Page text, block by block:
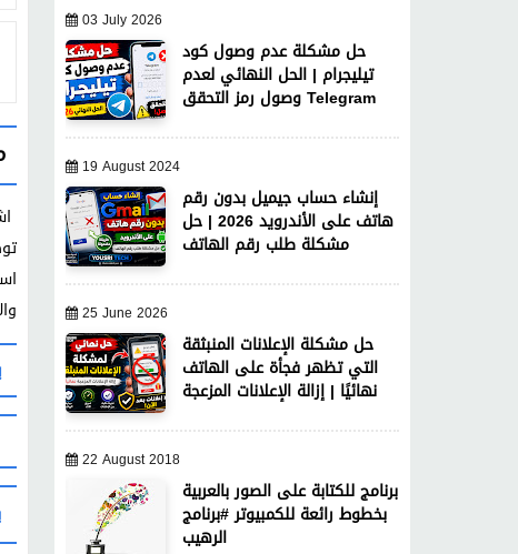
03 July 2026
حل مشكلة عدم وصول كود
تيليجرام | الحل النهائي لعدم
وصول رمز التحقق Telegram
19 August 2024
إنشاء حساب جيميل بدون رقم
هاتف على الأندرويد 2026 | حل
مشكلة طلب رقم الهاتف
25 June 2026
حل مشكلة الإعلانات المنبثقة
التي تظهر فجأة على الهاتف
نهائيًا | إزالة الإعلانات المزعجة
22 August 2018
برنامج للكتابة على الصور بالعربية
بخطوط رائعة للكمبيوتر #برنامج
الرهيب